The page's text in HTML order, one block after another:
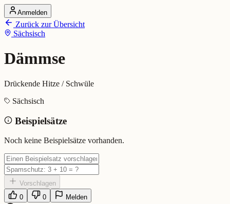
Startseite
Alle Dialekte
Dialekte vergleichen
Ranking
Dämmse (Sächsisch)
Bedeutung: Drückende Hitze / Schwüle
Eingereicht von: Mundwerk Team
Anmelden
Zurück zur Übersicht
Sächsisch
Dämmse
Drückende Hitze / Schwüle
Sächsisch
Beispielsätze
Noch keine Beispielsätze vorhanden.
Vorschlagen
0
0 Melden